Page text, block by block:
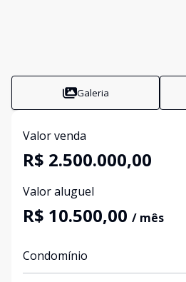
Galeria
Valor venda
R$ 2.500.000,00
Valor aluguel
R$ 10.500,00 / mês
Condomínio